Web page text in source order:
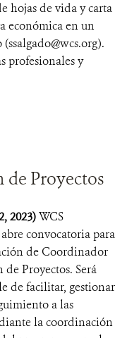
hojas de vida y carta
económica en un
profesionales y
Proyectos
2023)WCS
convocatoria para
de Coordinador
de Proyectos. Será
de facilitar, gestionar
a las
la coordinación